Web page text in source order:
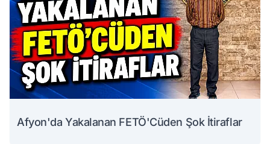
Afyon'da Yakalanan FETÖ'Cüden Şok İtiraflar